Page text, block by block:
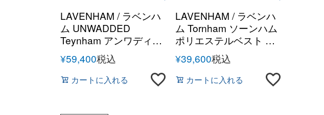
LAVENHAM / ラベンハ
ム UNWADDED
Teynham アンワディッ
ドティナム ポリエステ
ル ライトウェイトジャ
ケット
¥59,400税込
カートに入れる
LAVENHAM / ラベンハ
ム Tornham ソーンハム
ポリエステルベスト キ
ルティング カラーレス
ベスト
¥39,600税込
カートに入れる